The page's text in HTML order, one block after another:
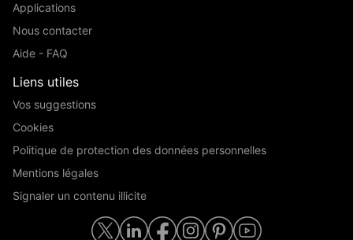
Applications
Nous contacter
Aide - FAQ
Liens utiles
Vos suggestions
Cookies
Politique de protection des données personnelles
Mentions légales
Signaler un contenu illicite